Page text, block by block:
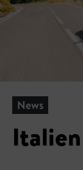
News